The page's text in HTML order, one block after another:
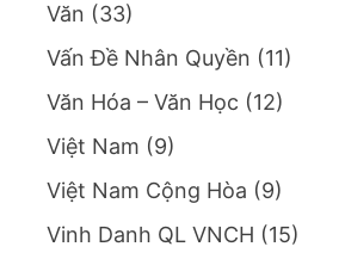
Văn (33)
Vấn Đề Nhân Quyền (11)
Văn Hóa – Văn Học (12)
Việt Nam (9)
Việt Nam Cộng Hòa (9)
Vinh Danh QL VNCH (15)